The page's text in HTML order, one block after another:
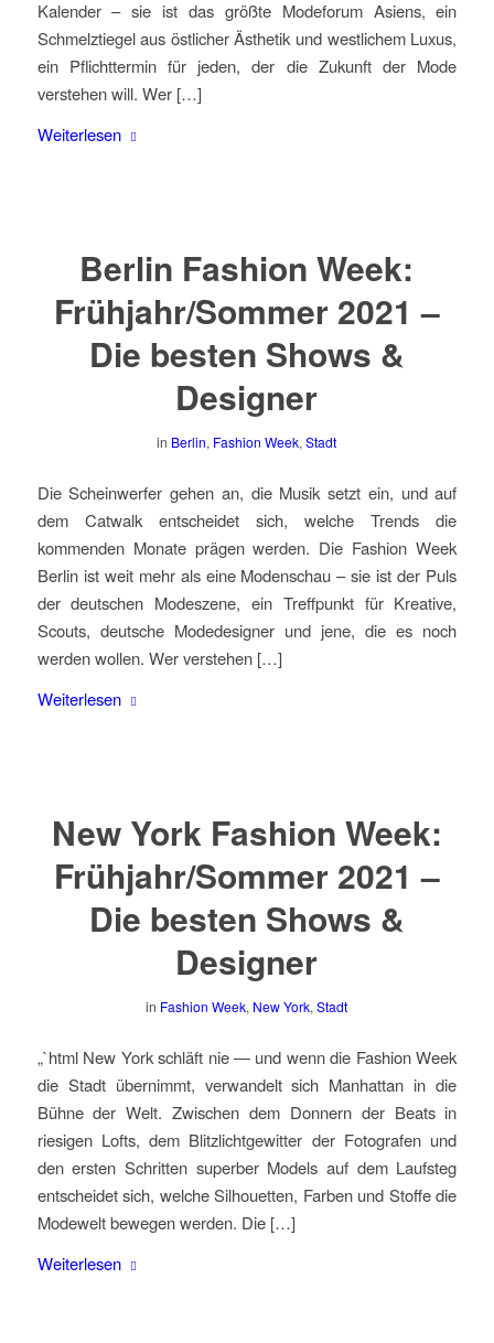
Kalender – sie ist das größte Modeforum Asiens, ein
Schmelztiegel aus östlicher Ästhetik und westlichem Luxus,
ein Pflichttermin für jeden, der die Zukunft der Mode
verstehen will. Wer […]
Weiterlesen
Berlin Fashion Week:
Frühjahr/Sommer 2021 –
Die besten Shows &
Designer
in Berlin, Fashion Week,Stadt
Die Scheinwerfer gehen an, die Musik setzt ein, und auf
dem Catwalk entscheidet sich, welche Trends die
kommenden Monate prägen werden. Die Fashion Week
Berlin ist weit mehr als eine Modenschau – sie ist der Puls
der deutschen Modeszene, ein Treffpunkt für Kreative,
Scouts, deutsche Modedesigner und jene, die es noch
werden wollen. Wer verstehen […]
Weiterlesen
New York Fashion Week:
Frühjahr/Sommer 2021 –
Die besten Shows &
Designer
in Fashion Week, New York,Stadt
„`html New York schläft nie — und wenn die Fashion Week
die Stadt übernimmt, verwandelt sich Manhattan in die
Bühne der Welt. Zwischen dem Donnern der Beats in
riesigen Lofts, dem Blitzlichtgewitter der Fotografen und
den ersten Schritten superber Models auf dem Laufsteg
entscheidet sich, welche Silhouetten, Farben und Stoffe die
Modewelt bewegen werden. Die […]
Weiterlesen